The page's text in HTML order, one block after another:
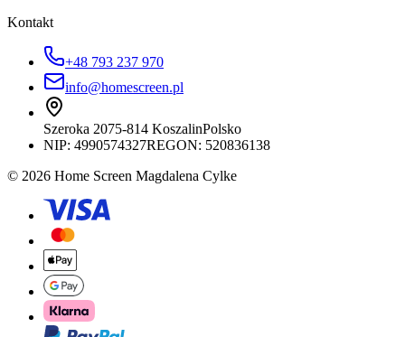
Kontakt
+48 793 237 970
info@homescreen.pl
Szeroka 2075-814 KoszalinPolsko
NIP: 4990574327REGON: 520836138
© 2026 Home Screen Magdalena Cylke